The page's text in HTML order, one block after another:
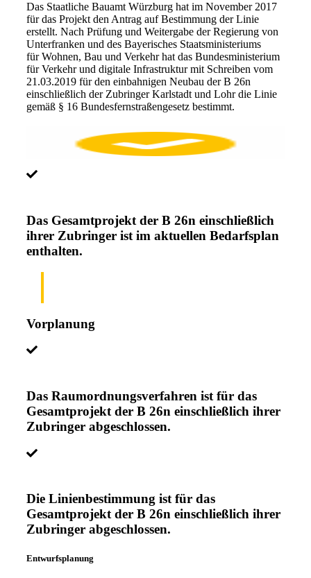
Das Staatliche Bauamt Würzburg hat im November 2017
für das Projekt den Antrag auf Bestimmung der Linie
erstellt. Nach Prüfung und Weitergabe der Regierung von
Unterfranken und des Bayerisches Staatsministeriums
für Wohnen, Bau und Verkehr hat das Bundesministerium
für Verkehr und digitale Infrastruktur mit Schreiben vom
21.03.2019 für den einbahnigen Neubau der B 26n
einschließlich der Zubringer Karlstadt und Lohr die Linie
gemäß § 16 Bundesfernstraßengesetz bestimmt.
Das Gesamtprojekt der B 26n einschließlich
ihrer Zubringer ist im aktuellen Bedarfsplan
enthalten.
Vorplanung
Das Raumordnungsverfahren ist für das
Gesamtprojekt der B 26n einschließlich ihrer
Zubringer abgeschlossen.
Die Linienbestimmung ist für das
Gesamtprojekt der B 26n einschließlich ihrer
Zubringer abgeschlossen.
Entwurfsplanung